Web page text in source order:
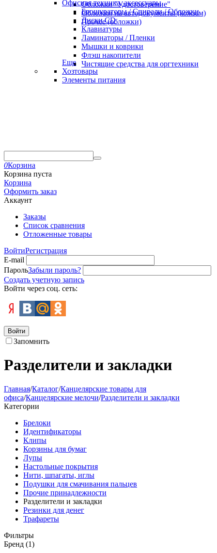
Обложки "Удостоверение"
Обложки на автодокументы (кожзам)
Прочее (обложки)
Офисная техника, аксессуары
Брошураторы / Спирали / Обложки
Диски CD
Клавиатуры
Ламинаторы / Пленки
Мышки и коврики
Флэш накопители
Чистящие средства для оргтехники
Еще
Хозтовары
Элементы питания
0Корзина
Корзина пуста
Корзина
Оформить заказ
Аккаунт
Заказы
Список сравнения
Отложенные товары
ВойтиРегистрация
E-mail
ПарольЗабыли пароль?
Создать учетную запись
Войти через соц. сеть:
Войти
Запомнить
Разделители и закладки
Главная/Каталог/Канцелярские товары для
офиса/Канцелярские мелочи/Разделители и закладки
Категории
Брелоки
Идентификаторы
Клипы
Корзины для бумаг
Лупы
Настольные покрытия
Нити, шпагаты, иглы
Подушки для смачивания пальцев
Прочие принадлежности
Разделители и закладки
Резинки для денег
Трафареты
Фильтры
Бренд (1)